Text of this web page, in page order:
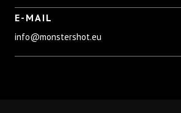
E-MAIL
info@monstershot.eu